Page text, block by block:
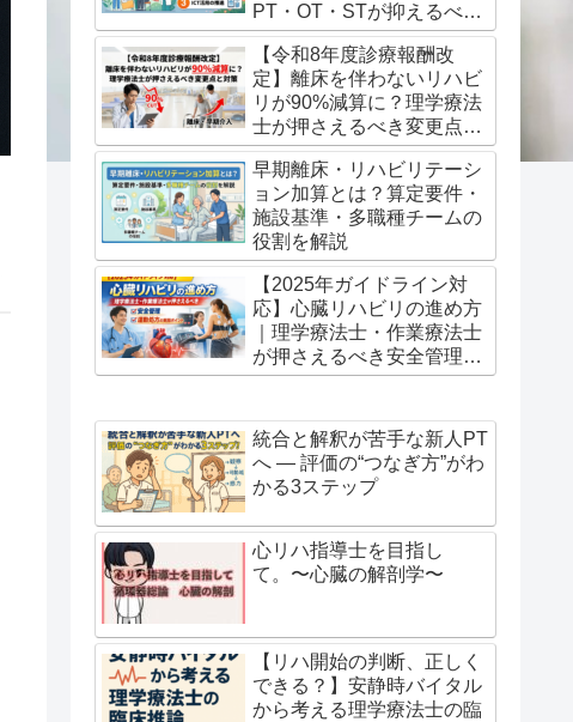
PT・OT・STが抑えるべき
3つのポイント
【令和8年度診療報酬改
定】離床を伴わないリハビ
リが90%減算に？理学療法
士が押さえるべき変更点と
対策
早期離床・リハビリテーシ
ョン加算とは？算定要件・
施設基準・多職種チームの
役割を解説
【2025年ガイドライン対
応】心臓リハビリの進め方
｜理学療法士・作業療法士
が押さえるべき安全管理と
運動処方の実践ポイント
統合と解釈が苦手な新人PT
へ ― 評価の“つなぎ方”がわ
かる3ステップ
心リハ指導士を目指し
て。〜心臓の解剖学〜
【リハ開始の判断、正しく
できる？】安静時バイタル
から考える理学療法士の臨